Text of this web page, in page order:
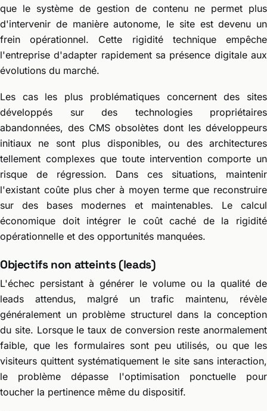
que le système de gestion de contenu ne permet plus
d'intervenir de manière autonome, le site est devenu un
frein opérationnel. Cette rigidité technique empêche
l'entreprise d'adapter rapidement sa présence digitale aux
évolutions du marché.
Les cas les plus problématiques concernent des sites
développés sur des technologies propriétaires
abandonnées, des CMS obsolètes dont les développeurs
initiaux ne sont plus disponibles, ou des architectures
tellement complexes que toute intervention comporte un
risque de régression. Dans ces situations, maintenir
l'existant coûte plus cher à moyen terme que reconstruire
sur des bases modernes et maintenables. Le calcul
économique doit intégrer le coût caché de la rigidité
opérationnelle et des opportunités manquées.
Objectifs non atteints (leads)
L'échec persistant à générer le volume ou la qualité de
leads attendus, malgré un trafic maintenu, révèle
généralement un problème structurel dans la conception
du site. Lorsque le taux de conversion reste anormalement
faible, que les formulaires sont peu utilisés, ou que les
visiteurs quittent systématiquement le site sans interaction,
le problème dépasse l'optimisation ponctuelle pour
toucher la pertinence même du dispositif.